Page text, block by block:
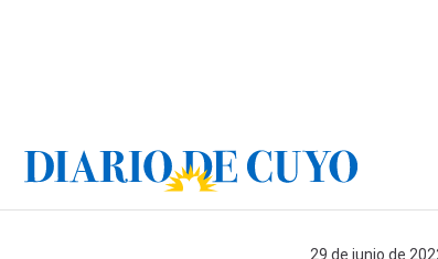
29 de junio de